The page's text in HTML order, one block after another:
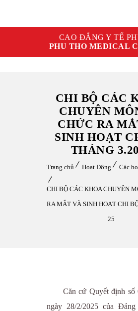
CAO ĐẲNG Y TẾ
PHU THO MEDICAL
CHI BỘ CÁC
CHUYÊN
CHỨC RA
SINH HOẠT
THÁNG
Trang chủ Hoạt Động Các
CHI BỘ CÁC KHOA CHUYÊN
RA MẮT VÀ SINH HOẠT CHI
25
Căn cứ Quyết định số
ngày 28/2/2025 của